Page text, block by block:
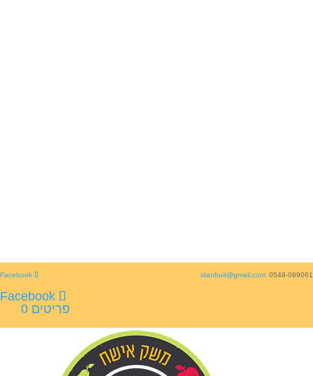
0548-089061
idanfruit@gmail.com
פריטים 0